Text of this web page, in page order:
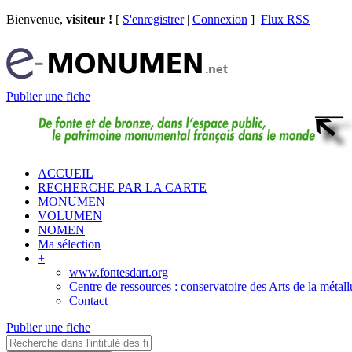
Bienvenue, visiteur ! [ S'enregistrer| Connexion ] Flux RSS
Publier une fiche
ACCUEIL
RECHERCHE PAR LA CARTE
MONUMEN
VOLUMEN
NOMEN
Ma sélection
+
www.fontesdart.org
Centre de ressources : conservatoire des Arts de la
Contact
Publier une fiche